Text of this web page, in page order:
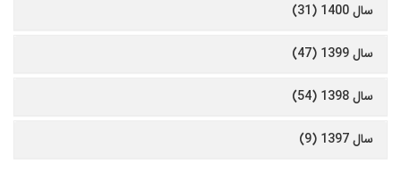
سال 1400 (31)
سال 1399 (47)
سال 1398 (54)
سال 1397 (9)